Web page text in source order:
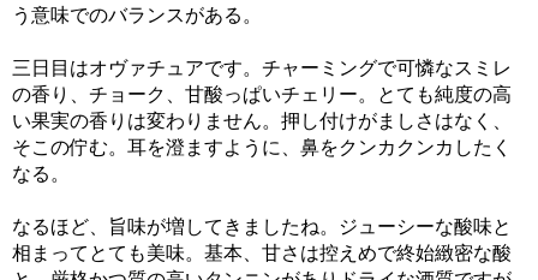
う意味でのバランスがある。
三日目はオヴァチュアです。チャーミングで可憐なスミレ
の香り、チョーク、甘酸っぱいチェリー。とても純度の高
い果実の香りは変わりません。押し付けがましさはなく、
そこの佇む。耳を澄ますように、鼻をクンカクンカしたく
なる。
なるほど、旨味が増してきましたね。ジューシーな酸味と
相まってとても美味。基本、甘さは控えめで終始緻密な酸